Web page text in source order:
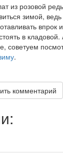
из розовой
зимой, ведь
впрок
в
советуем
.
комментарий